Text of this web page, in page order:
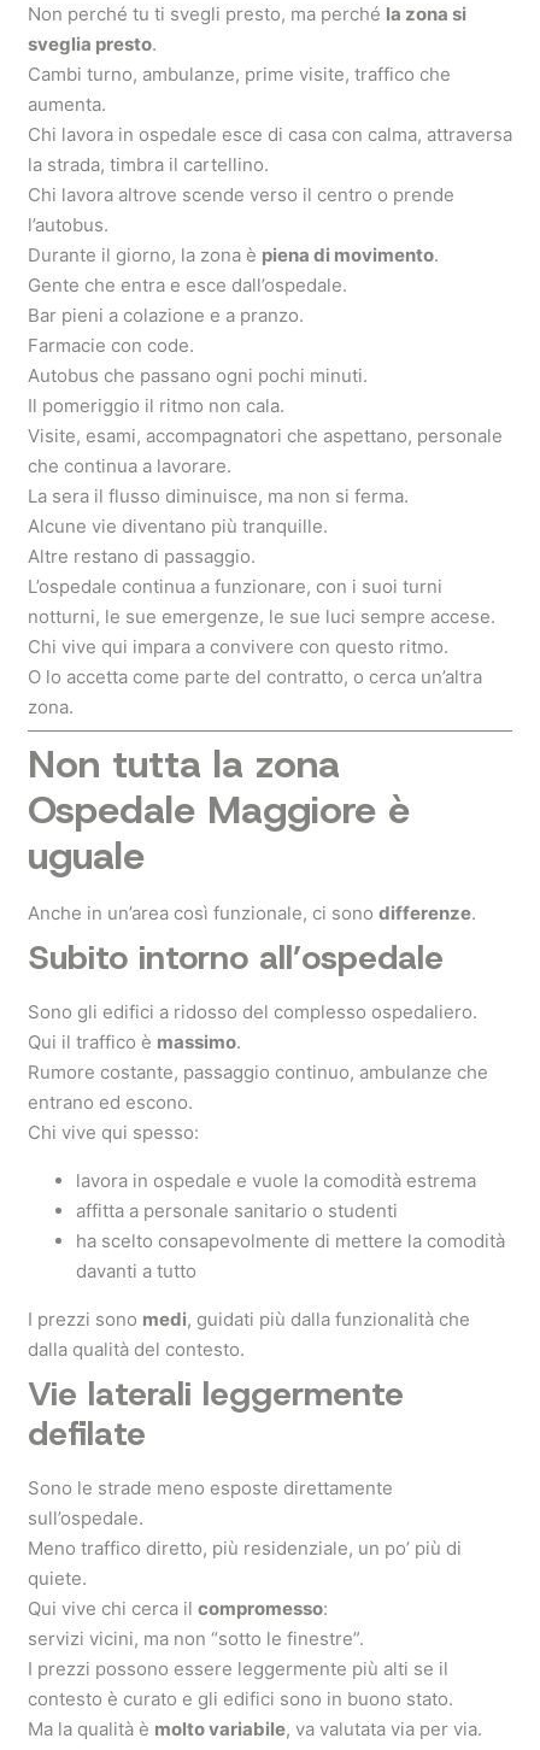
Non perché tu ti svegli presto, ma perché la zona si
sveglia presto.
Cambi turno, ambulanze, prime visite, traffico che
aumenta.
Chi lavora in ospedale esce di casa con calma, attraversa
la strada, timbra il cartellino.
Chi lavora altrove scende verso il centro o prende
l’autobus.
Durante il giorno, la zona è piena di movimento.
Gente che entra e esce dall’ospedale.
Bar pieni a colazione e a pranzo.
Farmacie con code.
Autobus che passano ogni pochi minuti.
Il pomeriggio il ritmo non cala.
Visite, esami, accompagnatori che aspettano, personale
che continua a lavorare.
La sera il flusso diminuisce, ma non si ferma.
Alcune vie diventano più tranquille.
Altre restano di passaggio.
L’ospedale continua a funzionare, con i suoi turni
notturni, le sue emergenze, le sue luci sempre accese.
Chi vive qui impara a convivere con questo ritmo.
O lo accetta come parte del contratto, o cerca un’altra
zona.
Non tutta la zona
Ospedale Maggiore è
uguale
Anche in un’area così funzionale, ci sono differenze.
Subito intorno all’ospedale
Sono gli edifici a ridosso del complesso ospedaliero.
Qui il traffico è massimo.
Rumore costante, passaggio continuo, ambulanze che
entrano ed escono.
Chi vive qui spesso:
lavora in ospedale e vuole la comodità estrema
affitta a personale sanitario o studenti
ha scelto consapevolmente di mettere la comodità
davanti a tutto
I prezzi sono medi, guidati più dalla funzionalità che
dalla qualità del contesto.
Vie laterali leggermente
defilate
Sono le strade meno esposte direttamente
sull’ospedale.
Meno traffico diretto, più residenziale, un po’ più di
quiete.
Qui vive chi cerca il compromesso:
servizi vicini, ma non “sotto le finestre”.
I prezzi possono essere leggermente più alti se il
contesto è curato e gli edifici sono in buono stato.
Ma la qualità è molto variabile, va valutata via per via.